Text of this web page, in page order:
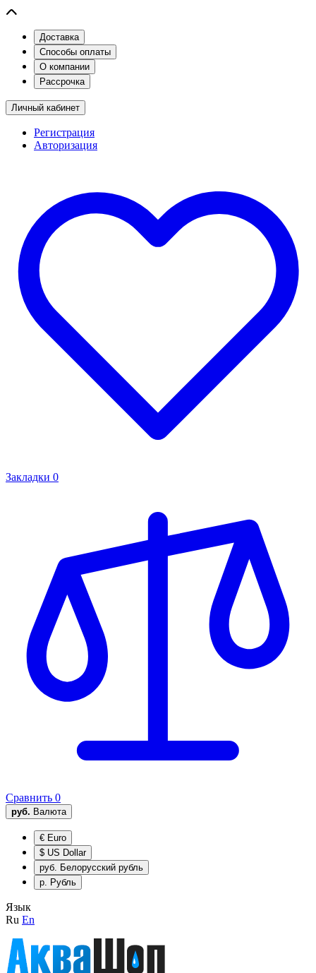
Доставка
Способы оплаты
О компании
Рассрочка
Личный кабинет
Регистрация
Авторизация
Закладки 0
Сравнить 0
руб. Валюта
€ Euro
$ US Dollar
руб. Белорусский рубль
р. Рубль
Язык
Ru En